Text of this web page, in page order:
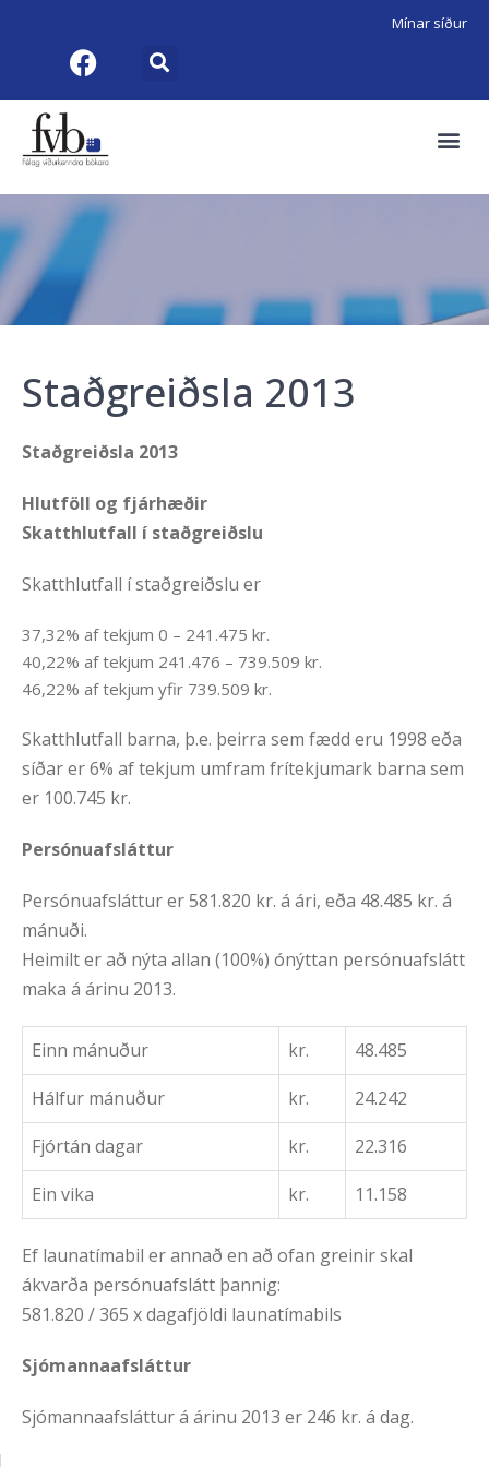
Mínar síður
Staðgreiðsla 2013
Staðgreiðsla 2013
Hlutföll og fjárhæðir
Skatthlutfall í staðgreiðslu
Skatthlutfall í staðgreiðslu er
37,32% af tekjum 0 – 241.475 kr.
40,22% af tekjum 241.476 – 739.509 kr.
46,22% af tekjum yfir 739.509 kr.
Skatthlutfall barna, þ.e. þeirra sem fædd eru 1998 eða
síðar er 6% af tekjum umfram frítekjumark barna sem
er 100.745 kr.
Persónuafsláttur
Persónuafsláttur er 581.820 kr. á ári, eða 48.485 kr. á
mánuði.
Heimilt er að nýta allan (100%) ónýttan persónuafslátt
maka á árinu 2013.
Einn mánuður kr.
48.485
Hálfur mánuður
kr.
24.242
Fjórtán dagar
kr.
22.316
Ein vika
kr. 11.158
Ef launatímabil er annað en að ofan greinir skal
ákvarða persónuafslátt þannig:
581.820 / 365 x dagafjöldi launatímabils
Sjómannaafsláttur
Sjómannaafsláttur á árinu 2013 er 246 kr. á dag.